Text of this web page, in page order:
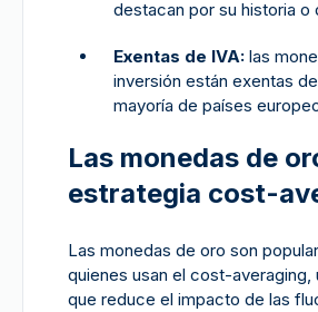
destacan por su historia o
Exentas de IVA: las
inversión están exentas
mayoría de países
Las monedas de
estrategia cost-
Las monedas de oro son
quienes usan el cost-averaging,
que reduce el impacto de las